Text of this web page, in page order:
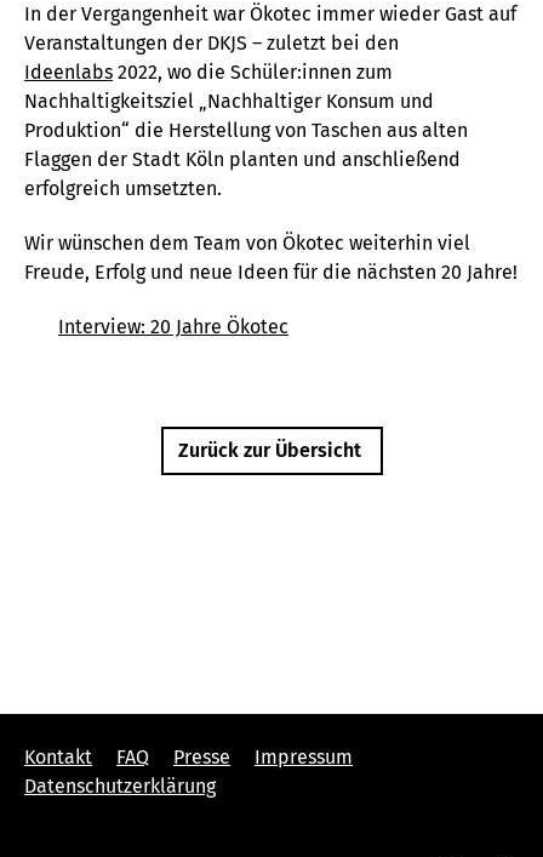
In der Vergangenheit war Ökotec immer wieder Gast auf
Veranstaltungen der DKJS – zuletzt bei den
Ideenlabs 2022, wo die Schüler:innen zum
Nachhaltigkeitsziel „Nachhaltiger Konsum und
Produktion“ die Herstellung von Taschen aus alten
Flaggen der Stadt Köln planten und anschließend
erfolgreich umsetzten.
Wir wünschen dem Team von Ökotec weiterhin viel
Freude, Erfolg und neue Ideen für die nächsten 20 Jahre!
Interview: 20 Jahre Ökotec
Zurück zur Übersicht
Kontakt FAQ Presse
Impressum
Datenschutzerklärung